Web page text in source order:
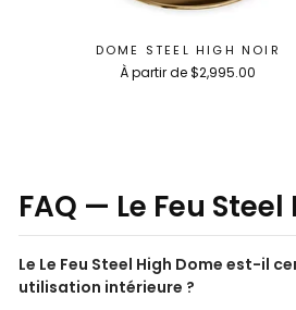
DOME STEEL HIGH NOIR
À partir de $2,995.00
FAQ — Le Feu
Le Le Feu Steel High Dome est-il
utilisation intérieure ?